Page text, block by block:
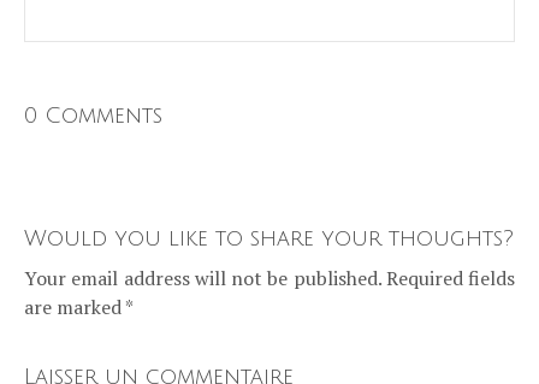
0 Comments
Would you like to share your thoughts?
Your email address will not be published. Required fields
are marked *
Laisser un commentaire